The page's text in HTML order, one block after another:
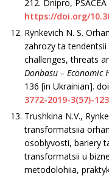
212. Dnipro,
https://doi.org/
Rynkevich N. S.
zahrozy ta tendentsii
challenges, threats
Donbasu – Economic
136 [in Ukrainian]. doi
3772-2019-3(57)-
Trushkina N.V.,
transformatsiia
osoblyvosti, bariery
transformatsii u
metodolohiia,